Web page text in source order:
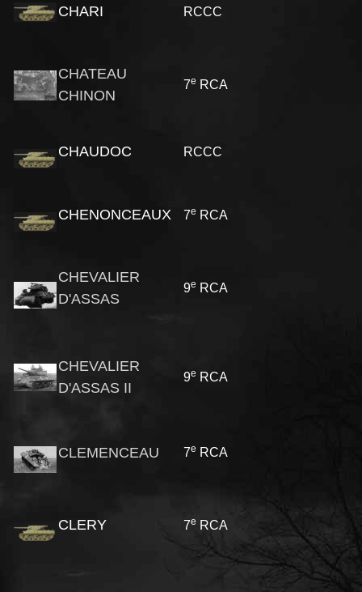
CHARI RCCC
CHATEAU
CHINON
7e RCA
CHAUDOC RCCC
CHENONCEAUX 7e RCA
CHEVALIER
D'ASSAS
9e RCA
CHEVALIER
D'ASSAS II
9e RCA
CLEMENCEAU 7e RCA
CLERY 7e RCA